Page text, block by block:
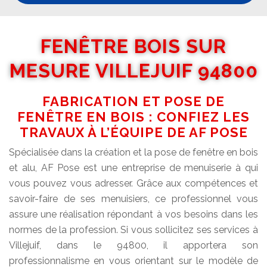
FENÊTRE BOIS SUR
MESURE VILLEJUIF 94800
FABRICATION ET POSE DE
FENÊTRE EN BOIS : CONFIEZ LES
TRAVAUX À L’ÉQUIPE DE AF POSE
Spécialisée dans la création et la pose de fenêtre en bois
et alu, AF Pose est une entreprise de menuiserie à qui
vous pouvez vous adresser. Grâce aux compétences et
savoir-faire de ses menuisiers, ce professionnel vous
assure une réalisation répondant à vos besoins dans les
normes de la profession. Si vous sollicitez ses services à
Villejuif, dans le 94800, il apportera son
professionnalisme en vous orientant sur le modèle de